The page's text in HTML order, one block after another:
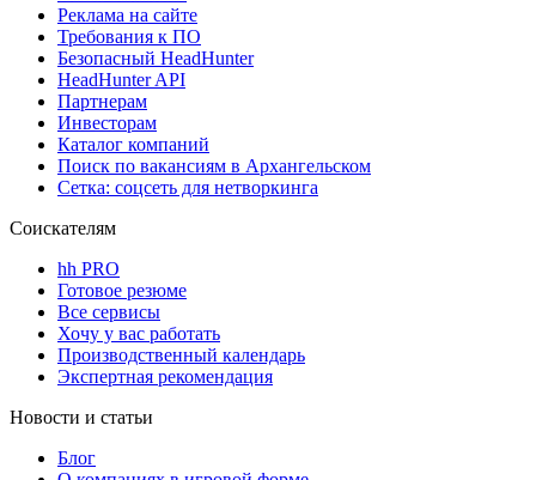
Реклама на сайте
Требования к ПО
Безопасный HeadHunter
HeadHunter API
Партнерам
Инвесторам
Каталог компаний
Поиск по вакансиям в Архангельском
Сетка: соцсеть для нетворкинга
Соискателям
hh PRO
Готовое резюме
Все сервисы
Хочу у вас работать
Производственный календарь
Экспертная рекомендация
Новости и статьи
Блог